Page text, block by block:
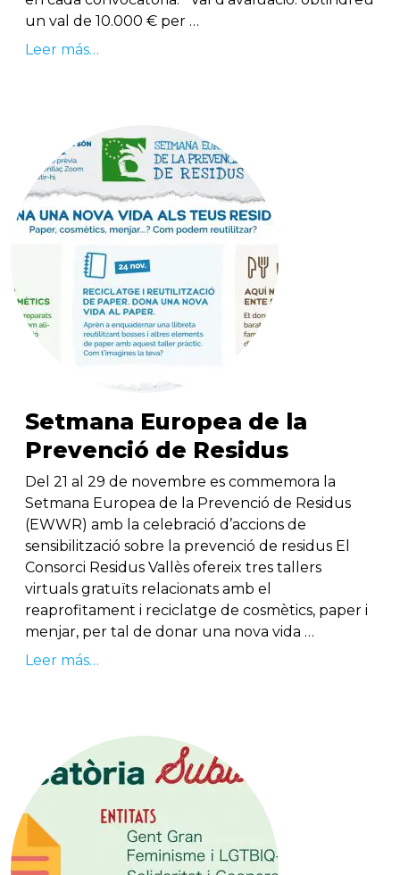
un val de 10.000 € per …
Leer más…
Setmana Europea de la
Prevenció de Residus
Del 21 al 29 de novembre es commemora la
Setmana Europea de la Prevenció de Residus
(EWWR) amb la celebració d’accions de
sensibilització sobre la prevenció de residus El
Consorci Residus Vallès ofereix tres tallers
virtuals gratuïts relacionats amb el
reaprofitament i reciclatge de cosmètics, paper i
menjar, per tal de donar una nova vida …
Leer más…